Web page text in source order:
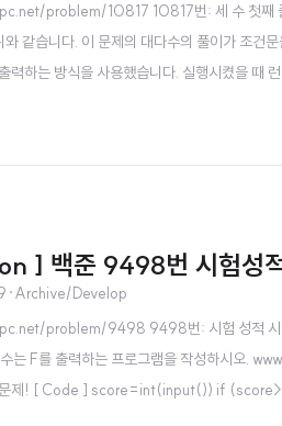
problem/10817 10817번: 세 수 첫째
와 같습니다. 이 문제의 대다수의 풀이가 조건
력하는 방식을 사용했습니다. 실행시켰을
] 백준 9498번 시험성
·Archive/Develop
problem/9498 9498번: 시험 성적
는 F를 출력하는 프로그램을 작성하시오.
문제! [ Code ] score=int(input()) if